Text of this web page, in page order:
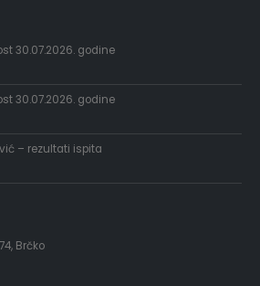
30.07.2026. godine
30.07.2026. godine
– rezultati ispita
Brčko